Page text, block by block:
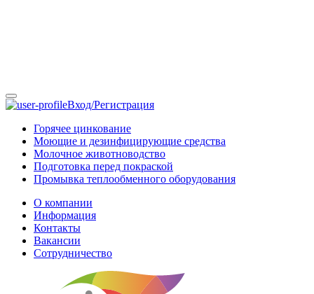
Вход/Регистрация
Горячее цинкование
Моющие и дезинфицирующие средства
Молочное животноводство
Подготовка перед покраской
Промывка теплообменного оборудования
О компании
Информация
Контакты
Вакансии
Сотрудничество